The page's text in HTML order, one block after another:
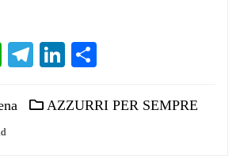
WhatsApp
Telegram
LinkedIn
AZZURRI PER SEMPRE